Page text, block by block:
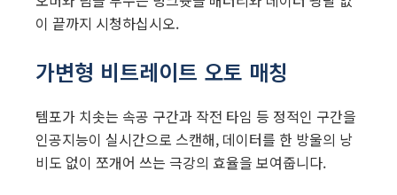
이 끝까지 시청하십시오.
가변형 비트레이트 오토 매칭
템포가 치솟는 속공 구간과 작전 타임 등 정적인 구간을
인공지능이 실시간으로 스캔해, 데이터를 한 방울의 낭
비도 없이 쪼개어 쓰는 극강의 효율을 보여줍니다.